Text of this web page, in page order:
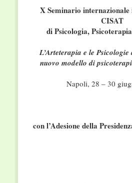
X Seminario
CISAT
di Psicologia,
L’Arteterapia e le
nuovo modello di
Napoli, 28 – 30
con l’Adesione della